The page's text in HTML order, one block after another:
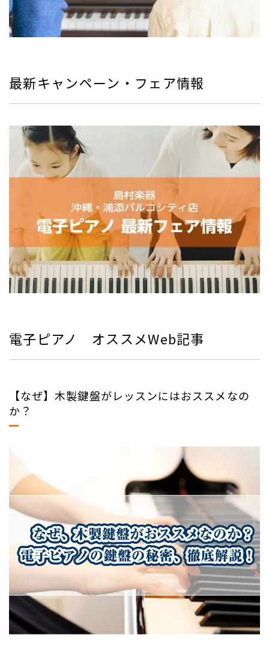
最新キャンペーン・フェア情報
電子ピアノ オススメWeb記事
【なぜ】木製鍵盤がレッスンにはおススメなの
か？